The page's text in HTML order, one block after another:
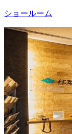
ショールーム